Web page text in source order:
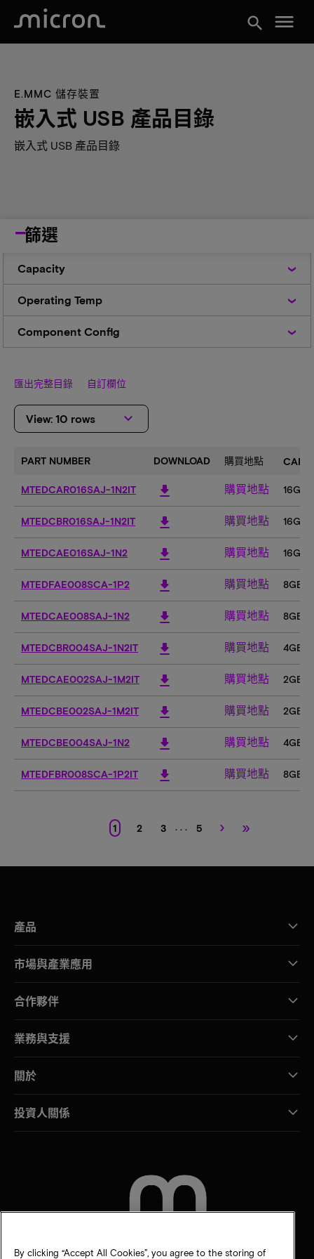
search menu
E.MMC 儲存裝置
嵌入式 USB 產品目錄
嵌入式 USB 產品目錄
篩選
Capacity
TempOperating Temp
Config
Component Config
匯出完整目錄 自訂欄位
View: 10 rows keyboard_arrow_down
PART NUMBER DOWNLOAD 購買地點
MTEDCAR016SAJ-1N2IT download 購買地點 16GB
MTEDCBR016SAJ-1N2IT download 購買地點 16GB
MTEDCAE016SAJ-1N2 download 購買地點 16GB
MTEDFAE008SCA-1P2 download 購買地點 8GB
MTEDCAE008SAJ-1N2 download 購買地點 8GB
MTEDCBR004SAJ-1N2IT download 購買地點 4GB
MTEDCAE002SAJ-1M2IT download 購買地點 2GB
MTEDCBE002SAJ-1M2IT download 購買地點 2GB
MTEDCBE004SAJ-1N2 download 購買地點 4GB
MTEDFBR008SCA-1P2IT download 購買地點 8GB
1 2 3 . . . 5 › »
產品
市場與產業應用
合作夥伴
業務與支援
關於
投資人關係
By clicking “Accept All Cookies”, you agree to the storing of